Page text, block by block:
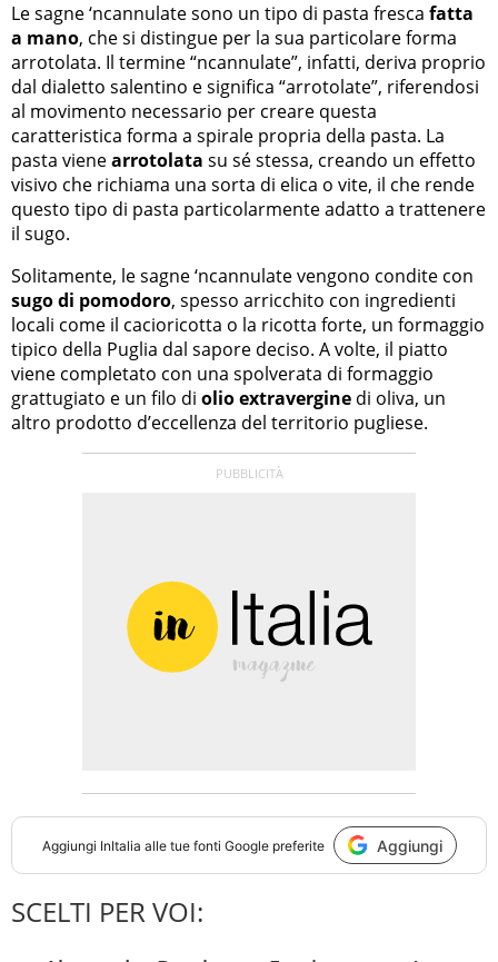
Le sagne ‘ncannulate sono un tipo di pasta fresca fatta
a mano, che si distingue per la sua particolare forma
arrotolata. Il termine “ncannulate”, infatti, deriva proprio
dal dialetto salentino e significa “arrotolate”, riferendosi
al movimento necessario per creare questa
caratteristica forma a spirale propria della pasta. La
pasta vienearrotolata su sé stessa, creando un effetto
visivo che richiama una sorta di elica o vite, il che rende
questo tipo di pasta particolarmente adatto a trattenere
il sugo.
Solitamente, le sagne ‘ncannulate vengono condite con
sugo di pomodoro, spesso arricchito con ingredienti
locali come il cacioricotta o la ricotta forte, un formaggio
tipico della Puglia dal sapore deciso. A volte, il piatto
viene completato con una spolverata di formaggio
grattugiato e un filo di olio extravergine di oliva, un
altro prodotto d’eccellenza del territorio pugliese.
Aggiungi InItalia alle tue fonti Google preferite Aggiungi
SCELTI PER VOI: